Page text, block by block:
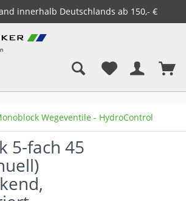
innerhalb Deutschlands ab 150,- €
Wegeventile - HydroControl
5-fach 45